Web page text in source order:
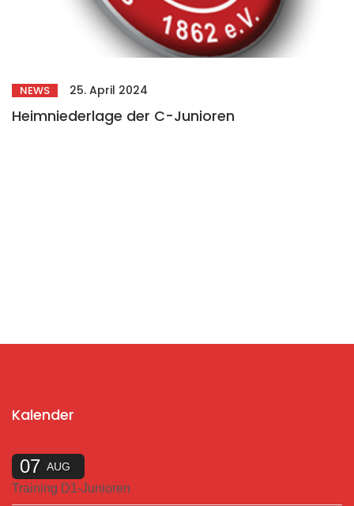
NEWS 25. April 2024
Heimniederlage der C-Junioren
Kalender
07 AUG
Training D1-Junioren